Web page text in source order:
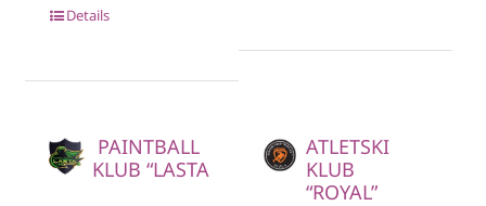
Details
PAINTBALL
KLUB “LASTA
ATLETSKI
KLUB
“ROYAL”